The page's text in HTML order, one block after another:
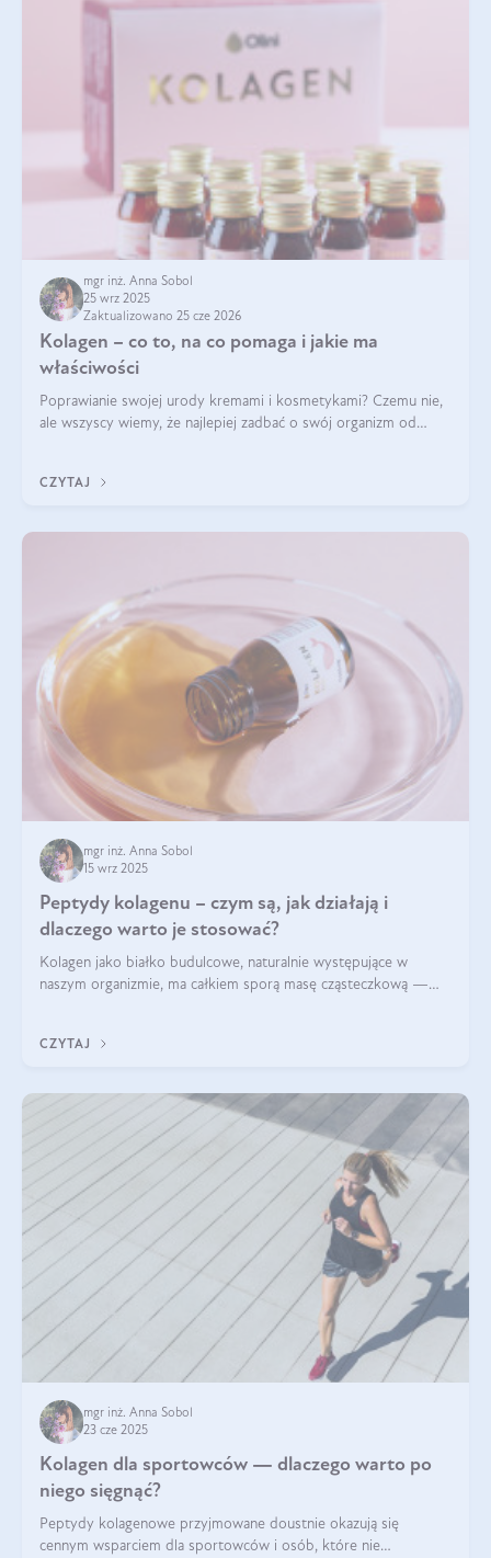
mgr inż. Anna Sobol
25 wrz 2025
Zaktualizowano 25 cze 2026
Kolagen – co to, na co pomaga i jakie ma
właściwości
Poprawianie swojej urody kremami i kosmetykami? Czemu nie,
ale wszyscy wiemy, że najlepiej zadbać o swój organizm od
wysokiej jakości suplem
CZYTAJ
mgr inż. Anna Sobol
15 wrz 2025
Peptydy kolagenu – czym są, jak działają i
dlaczego warto je stosować?
Kolagen jako białko budulcowe, naturalnie występujące w
naszym organizmie, ma całkiem sporą masę cząsteczkową —
bardziej biodostępny
CZYTAJ
mgr inż. Anna Sobol
23 cze 2025
Kolagen dla sportowców — dlaczego warto po
niego sięgnąć?
Peptydy kolagenowe przyjmowane doustnie okazują się
cennym wsparciem dla sportowców i osób, które nie